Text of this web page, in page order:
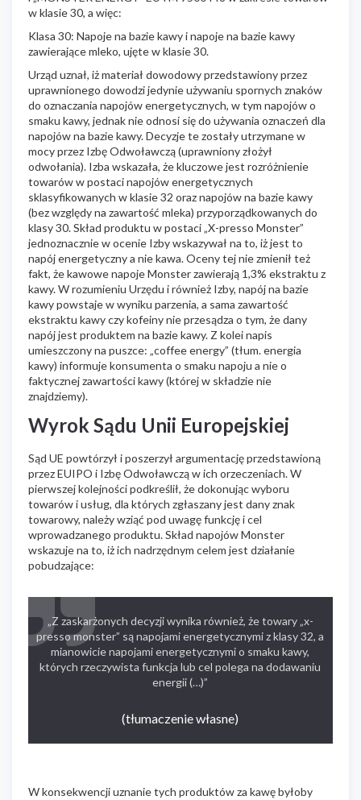
w klasie 30, a więc:
Klasa 30: Napoje na bazie kawy i napoje na bazie kawy
zawierające mleko, ujęte w klasie 30.
Urząd uznał, iż materiał dowodowy przedstawiony przez
uprawnionego dowodzi jedynie używaniu spornych znaków
do oznaczania napojów energetycznych, w tym napojów o
smaku kawy, jednak nie odnosi się do używania oznaczeń dla
napojów na bazie kawy. Decyzje te zostały utrzymane w
mocy przez Izbę Odwoławczą (uprawniony złożył
odwołania). Izba wskazała, że kluczowe jest rozróżnienie
towarów w postaci napojów energetycznych
sklasyfikowanych w klasie 32 oraz napojów na bazie kawy
(bez względy na zawartość mleka) przyporządkowanych do
klasy 30. Skład produktu w postaci „X-presso Monster”
jednoznacznie w ocenie Izby wskazywał na to, iż jest to
napój energetyczny a nie kawa. Oceny tej nie zmienił też
fakt, że kawowe napoje Monster zawierają 1,3% ekstraktu z
kawy. W rozumieniu Urzędu i również Izby, napój na bazie
kawy powstaje w wyniku parzenia, a sama zawartość
ekstraktu kawy czy kofeiny nie przesądza o tym, że dany
napój jest produktem na bazie kawy. Z kolei napis
umieszczony na puszce: „coffee energy” (tłum. energia
kawy) informuje konsumenta o smaku napoju a nie o
faktycznej zawartości kawy (której w składzie nie
znajdziemy).
Wyrok Sądu Unii Europejskiej
Sąd UE powtórzył i poszerzył argumentację przedstawioną
przez EUIPO i Izbę Odwoławczą w ich orzeczeniach. W
pierwszej kolejności podkreślił, że dokonując wyboru
towarów i usług, dla których zgłaszany jest dany znak
towarowy, należy wziąć pod uwagę funkcję i cel
wprowadzanego produktu. Skład napojów Monster
wskazuje na to, iż ich nadrzędnym celem jest działanie
pobudzające:
„Z zaskarżonych decyzji wynika również, że towary „x-
presso monster” są napojami energetycznymi z klasy 32, a
mianowicie napojami energetycznymi o smaku kawy,
których rzeczywista funkcja lub cel polega na dodawaniu
energii (…)”
(tłumaczenie własne)
W konsekwencji uznanie tych produktów za kawę byłoby